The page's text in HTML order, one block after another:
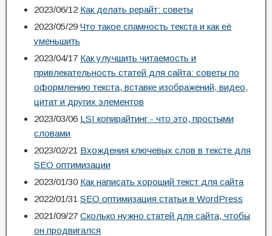
2023/06/12 Как делать рерайт: советы
2023/05/29 Что такое спамность текста и как её
уменьшить
2023/04/17 Как улучшить читаемость и
привлекательность статей для сайта: советы по
оформлению текста, вставке изображений, видео,
цитат и других элементов
2023/03/06 LSI копирайтинг - что это, простыми
словами
2023/02/21 Вхождения ключевых слов в тексте для
SEO оптимизации
2023/01/30 Как написать хороший текст для сайта
2022/01/31 SEO оптимизация статьи в WordPress
2021/09/27 Сколько нужно статей для сайта, чтобы
он продвигался